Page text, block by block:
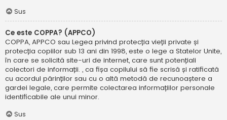
Sus
Ce este COPPA? (APPCO)
COPPA, APPCO sau Legea privind protecția vieții private și
protecția copiilor sub 13 ani din 1998, este o lege a Statelor Unite,
în care se solicită site-uri de internet, care sunt potențiali
colectori de informații. , ca fișa copilului să fie scrisă și ratificată
cu acordul părinților sau cu o altă metodă de recunoaștere a
gardei legale, care permite colectarea informațiilor personale
identificabile ale unui minor.
Sus